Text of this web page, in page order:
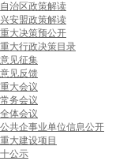
自治区政策解读
兴安盟政策解读
重大决策预公开
重大行政决策目录
意见征集
意见反馈
重大会议
常务会议
全体会议
公共企事业单位信息公开
重大建设项目
十公示